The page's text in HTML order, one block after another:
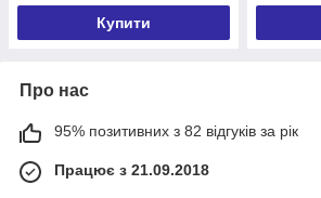
Купити
Про нас
95% позитивних з 82 відгуків за рік
Працює з 21.09.2018